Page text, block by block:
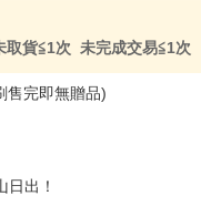
元-加固紙箱包裝》